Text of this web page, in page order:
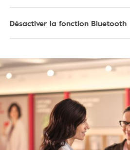
Désactiver la fonction Bluetooth